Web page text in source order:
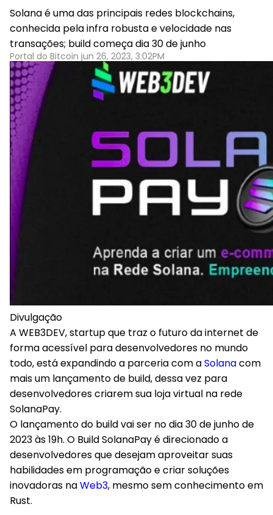
Solana é uma das principais redes blockchains,
conhecida pela infra robusta e velocidade nas
transações; build começa dia 30 de junho
Portal do Bitcoin jun 26, 2023, 3:02PM
Divulgação
A WEB3DEV, startup que traz o futuro da internet de
forma acessível para desenvolvedores no mundo
todo, está expandindo a parceria com aSolanacom
mais um lançamento de build, dessa vez para
desenvolvedores criarem sua loja virtual na rede
SolanaPay.
O lançamento do build vai ser no dia 30 de junho de
2023 às 19h. O Build SolanaPay é direcionado a
desenvolvedores que desejam aproveitar suas
habilidades em programação e criar soluções
inovadoras naWeb3, mesmo sem conhecimento em
Rust.